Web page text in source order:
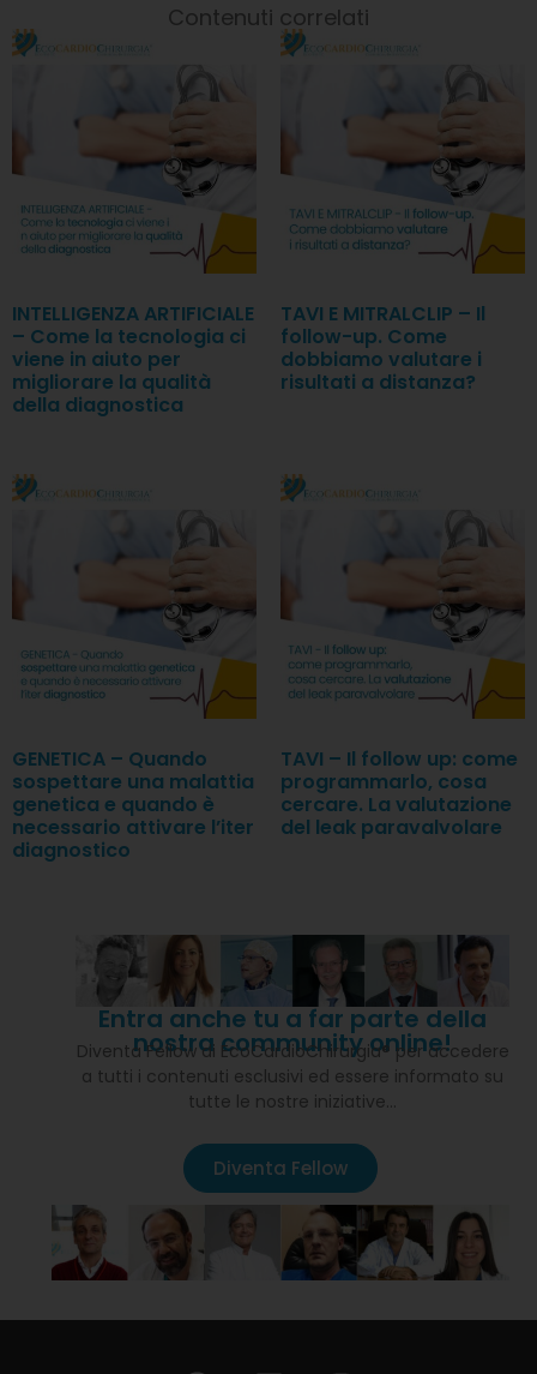
Contenuti correlati
INTELLIGENZA ARTIFICIALE
– Come la tecnologia ci
viene in aiuto per
migliorare la qualità
della diagnostica
TAVI E MITRALCLIP – Il
follow-up. Come
dobbiamo valutare i
risultati a distanza?
GENETICA – Quando
sospettare una malattia
genetica e quando è
necessario attivare l’iter
diagnostico
TAVI – Il follow up: come
programmarlo, cosa
cercare. La valutazione
del leak paravalvolare
Entra anche tu a far parte della
nostra community online!
Diventa Fellow di EcoCardioChirurgia® per accedere
a tutti i contenuti esclusivi ed essere informato su
tutte le nostre iniziative…
Diventa Fellow